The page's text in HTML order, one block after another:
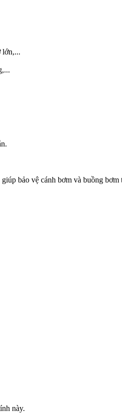
lớn,...
bảo vệ cánh bơm và buồng bơm
này.